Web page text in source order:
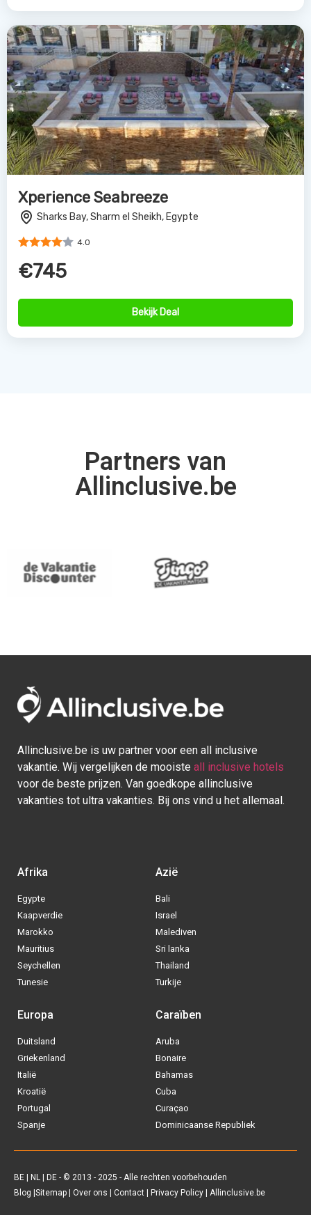
Xperience Seabreeze
Sharks Bay, Sharm el Sheikh, Egypte
4.0
€745
Bekijk Deal
Partners van
Allinclusive.be
Allinclusive.be is uw partner voor een all inclusive
vakantie. Wij vergelijken de mooiste all inclusive hotels
voor de beste prijzen. Van goedkope allinclusive
vakanties tot ultra vakanties. Bij ons vind u het allemaal.
Afrika
Egypte
Kaapverdie
Marokko
Mauritius
Seychellen
Tunesie
Azië
Bali
Israel
Malediven
Sri lanka
Thailand
Turkije
Europa
Duitsland
Griekenland
Italië
Kroatië
Portugal
Spanje
Caraïben
Aruba
Bonaire
Bahamas
Cuba
Curaçao
Dominicaanse Republiek
BE NL DE - © 2013 - 2025 - Alle rechten voorbehouden
Blog Sitemap Over ons Contact Privacy Policy | Allinclusive.be
Vakantiediscounter
D-reizen